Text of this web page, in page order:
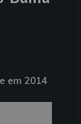
em 2014